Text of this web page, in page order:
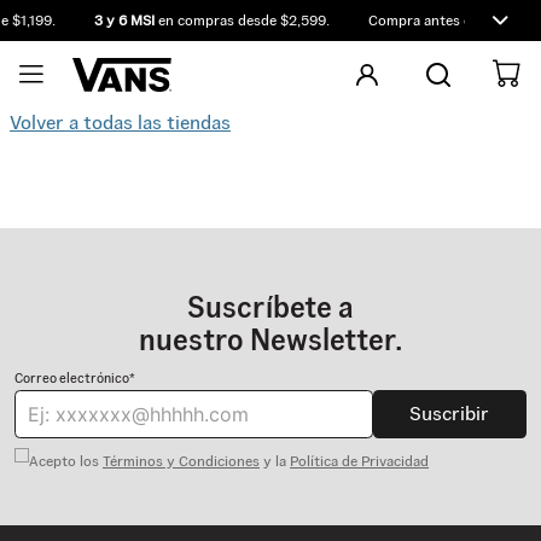
$1,199. 3 y 6 MSIen compras desde $2,599. Compra antes de las
Volver a todas las tiendas
Suscríbete a
nuestro Newsletter.
Correo electrónico*
Suscribir
Acepto los Términos y Condiciones y la Política de Privacidad